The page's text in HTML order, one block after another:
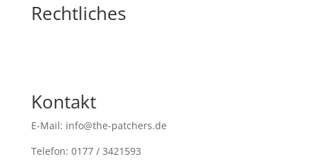
Rechtliches
Kontakt
E-Mail: info@the-patchers.de
Telefon: 0177 / 3421593